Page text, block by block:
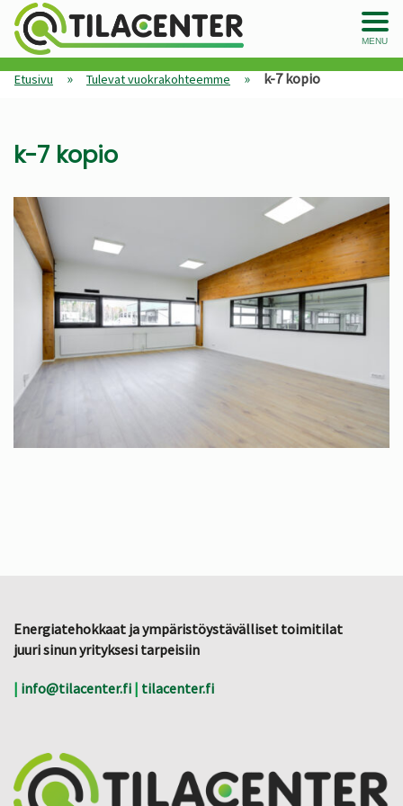
MENU
Etusivu » Tulevat vuokrakohteemme » k-7 kopio
k-7 kopio
Energiatehokkaat ja ympäristöystävälliset toimitilat
juuri sinun yrityksesi tarpeisiin
| info@tilacenter.fi | tilacenter.fi